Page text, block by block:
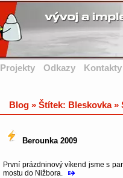
Projekty Odkazy Kontakty
Blog » Štítek: Bleskovka »
Berounka 2009
První prázdninový víkend jsme s
mostu do Nižbora.